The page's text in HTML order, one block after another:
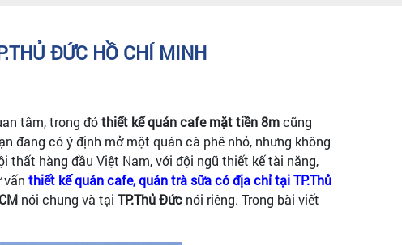
ĐỨC HỒ CHÍ MINH
tâm, trong đóthiết kế quán cafe mặt tiền 8mcũng
đang có ý định mở một quán cà phê nhỏ, nhưng không
thất hàng đầu Việt Nam, với đội ngũ thiết kế tài năng,
vấn thiết kế quán cafe, quán trà sữa có địa chỉ tại TP.Thủ
nói chung và tại TP.Thủ Đức nói riêng. Trong bài viết